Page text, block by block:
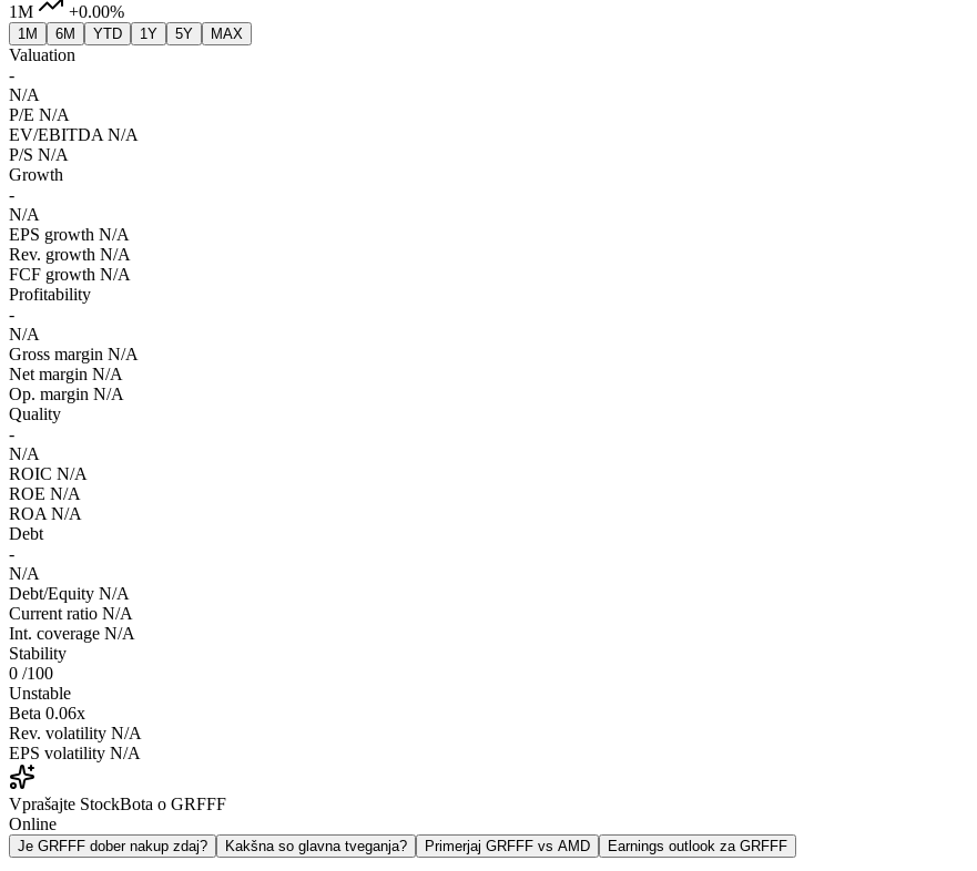
1M
+0.00%
1M 6M YTD 1Y 5Y MAX
Valuation
-
N/A
P/E N/A
EV/EBITDA N/A
P/S N/A
Growth
-
N/A
EPS growth N/A
Rev. growth N/A
FCF growth N/A
Profitability
-
N/A
Gross margin N/A
Net margin N/A
Op. margin N/A
Quality
-
N/A
ROIC N/A
ROE N/A
ROA N/A
Debt
-
N/A
Debt/Equity N/A
Current ratio N/A
Int. coverage N/A
Stability
0 /100
Unstable
Beta 0.06x
Rev. volatility N/A
EPS volatility N/A
Vprašajte StockBota o GRFFF
Online
Je GRFFF dober nakup zdaj? Kakšna so glavna tveganja? Primerjaj GRFFF vs AMD Earnings outlook za GRFFF